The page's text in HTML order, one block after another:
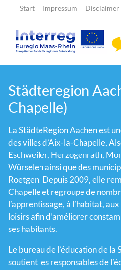
Disclaimer
Impressum
Start
À propos de nous
Enseignants
Élèves
L'équipe
Städteregion
Chapelle)
La StädteRegion Aachen est
des villes d’Aix-la-Chapelle,
Eschweiler, Herzogenrath,
Würselen ainsi que des
Roetgen. Depuis 2009, elle
Chapelle et regroupe de
l’apprentissage, à l’habitat,
loisirs afin d’améliorer
ses habitants.
Le bureau de l’éducation de la
soutient les responsables de